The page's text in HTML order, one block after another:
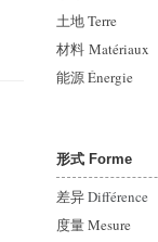
土地 Terre
材料 Matériaux
能源Énergie
形式 Forme
差异Différence
度量 Mesure